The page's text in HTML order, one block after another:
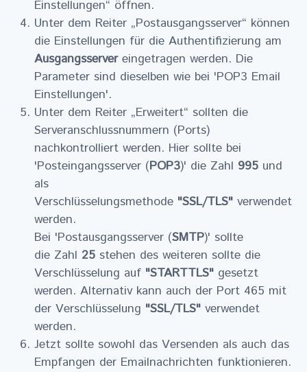
Einstellungen“ öffnen.
Unter dem Reiter „Postausgangsserver“ können
die Einstellungen für die Authentifizierung am
Ausgangsservereingetragen werden. Die
Parameter sind dieselben wie bei 'POP3 Email
Einstellungen'.
Unter dem Reiter „Erweitert“ sollten die
Serveranschlussnummern (Ports)
nachkontrolliert werden. Hier sollte bei
'Posteingangsserver (POP3)' die Zahl 995 und
als
Verschlüsselungsmethode "SSL/TLS" verwendet
werden.
Bei 'Postausgangsserver (SMTP)' sollte
die Zahl 25 stehen des weiteren sollte die
Verschlüsselung auf "STARTTLS" gesetzt
werden. Alternativ kann auch der Port 465 mit
der Verschlüsselung "SSL/TLS" verwendet
werden.
Jetzt sollte sowohl das Versenden als auch das
Empfangen der Emailnachrichten funktionieren.